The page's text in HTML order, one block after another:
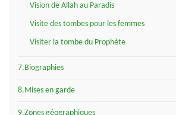
Vision de Allah au Paradis
Visite des tombes pour les femmes
Visiter la tombe du Prophète
7.Biographies
8.Mises en garde
9.Zones géographiques